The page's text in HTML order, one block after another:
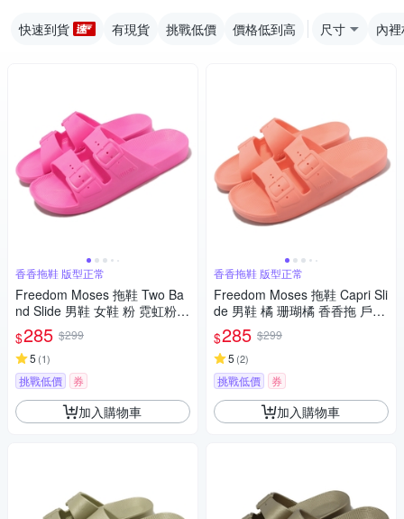
快速到貨 有現貨 挑戰低價 價格低到高 尺寸 內
香香拖鞋 版型正常
Freedom Moses 拖鞋 Two Ba
nd Slide 男鞋 女鞋 粉 霓虹粉
香香拖 戶外 FMHAPPY
$285 $299
5 (1)
挑戰低價 券
加入購物車
香香拖鞋 版型正常
Freedom Moses 拖鞋 Capri Sli
de 男鞋 橘 珊瑚橘 香香拖 戶外
FMCAP
$285 $299
5 (2)
挑戰低價 券
加入購物車